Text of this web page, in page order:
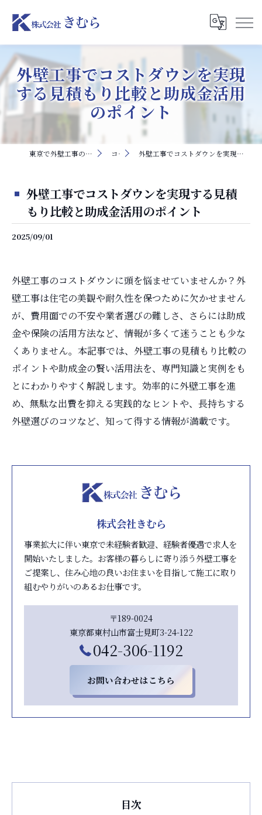
外壁工事でコストダウンを実現
する見積もり比較と助成金活用
のポイント
東京で外壁工事の求人なら株式会社きむら コラム 外壁工事でコストダウンを実現する見積もり比較と助成金活用のポイント
外壁工事でコストダウンを実現する見積
もり比較と助成金活用のポイント
2025/09/01
外壁工事のコストダウンに頭を悩ませていませんか？外
壁工事は住宅の美観や耐久性を保つために欠かせません
が、費用面での不安や業者選びの難しさ、さらには助成
金や保険の活用方法など、情報が多くて迷うことも少な
くありません。本記事では、外壁工事の見積もり比較の
ポイントや助成金の賢い活用法を、専門知識と実例をも
とにわかりやすく解説します。効率的に外壁工事を進
め、無駄な出費を抑える実践的なヒントや、長持ちする
外壁選びのコツなど、知って得する情報が満載です。
株式会社きむら
事業拡大に伴い東京で未経験者歓迎、経験者優遇で求人を
開始いたしました。お客様の暮らしに寄り添う外壁工事を
ご提案し、住み心地の良いお住まいを目指して施工に取り
組むやりがいのあるお仕事です。
〒189-0024
東京都東村山市富士見町3-24-122
042-306-1192
お問い合わせはこちら
目次